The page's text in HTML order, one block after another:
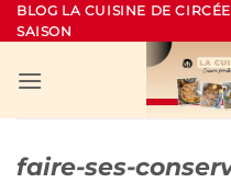
Passer
au
BLOG LA CUISINE DE
SAISON
faire-ses-